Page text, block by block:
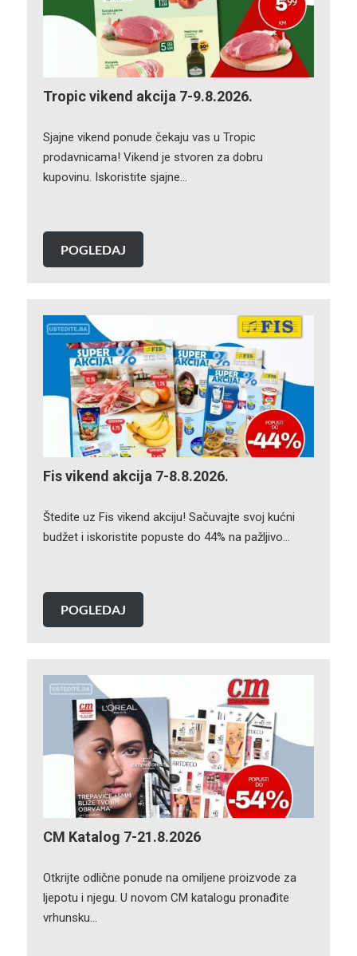
Tropic vikend akcija 7-9.8.2026.
Sjajne vikend ponude čekaju vas u Tropic
prodavnicama! Vikend je stvoren za dobru
kupovinu. Iskoristite sjajne…
POGLEDAJ
Fis vikend akcija 7-8.8.2026.
Štedite uz Fis vikend akciju! Sačuvajte svoj kućni
budžet i iskoristite popuste do 44% na pažljivo…
POGLEDAJ
CM Katalog 7-21.8.2026
Otkrijte odlične ponude na omiljene proizvode za
ljepotu i njegu. U novom CM katalogu pronađite
vrhunsku…